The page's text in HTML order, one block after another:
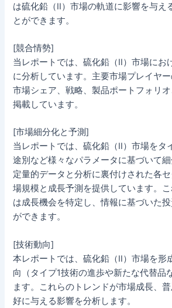
は硫化鉛（II）市場の軌道に影響を与え
とができます。
[競合情勢]
当レポートでは、硫化鉛（II）市場にお
に分析しています。主要市場プレイヤー
市場シェア、戦略、製品ポートフォリ
掲載しています。
[市場細分化と予測]
当レポートでは、硫化鉛（II）市場をタ
途別など様々なパラメータに基づいて細
定量的データと分析に裏付けされた各
場規模と成長予測を提供しています。
は成長機会を特定し、情報に基づいた
ができます。
[技術動向]
本レポートでは、硫化鉛（II）市場を形
向（タイプ1技術の進歩や新たな代替品
ます。これらのトレンドが市場成長、
好に与える影響を分析します。